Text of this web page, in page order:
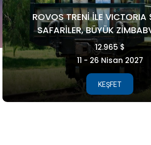
FAROE
5.990 €
15 - 21 Ağustos
KEŞFET